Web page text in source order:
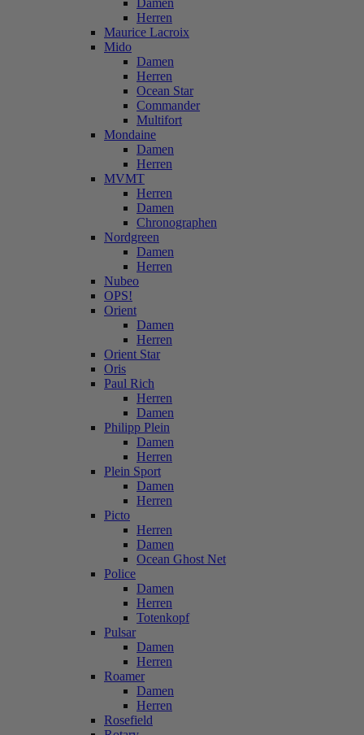
Damen
Herren
Maurice Lacroix
Mido
Damen
Herren
Ocean Star
Commander
Multifort
Mondaine
Damen
Herren
MVMT
Herren
Damen
Chronographen
Nordgreen
Damen
Herren
Nubeo
OPS!
Orient
Damen
Herren
Orient Star
Oris
Paul Rich
Herren
Damen
Philipp Plein
Damen
Herren
Plein Sport
Damen
Herren
Picto
Herren
Damen
Ocean Ghost Net
Police
Damen
Herren
Totenkopf
Pulsar
Damen
Herren
Roamer
Damen
Herren
Rosefield